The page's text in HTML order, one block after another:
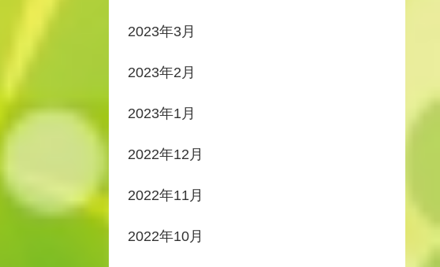
2023年3月
2023年2月
2023年1月
2022年12月
2022年11月
2022年10月